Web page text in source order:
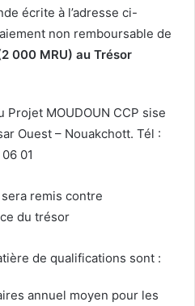
écrite à l’adresse ci-
non remboursable de
000 MRU) au Trésor
MOUDOUN CCP sise
Ouest – Nouakchott. Tél :
01
sera remis contre
du trésor
de qualifications sont :
annuel moyen pour les